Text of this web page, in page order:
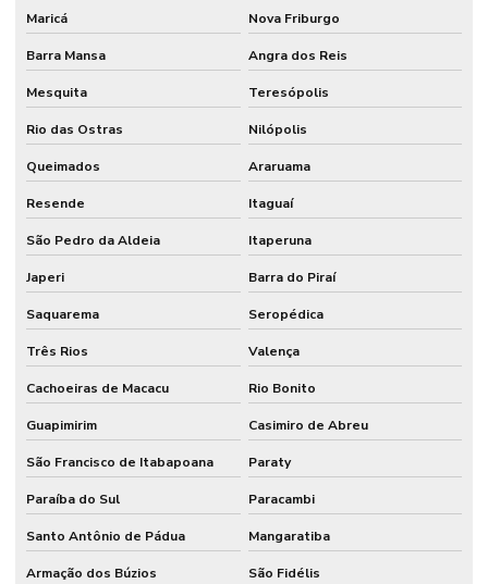
Maricá Nova Friburgo
Barra Mansa Angra dos Reis
Mesquita Teresópolis
Rio das Ostras Nilópolis
Queimados Araruama
Resende Itaguaí
São Pedro da Aldeia Itaperuna
Japeri Barra do Piraí
Saquarema Seropédica
Três Rios Valença
Cachoeiras de Macacu Rio Bonito
Guapimirim Casimiro de Abreu
São Francisco de Itabapoana Paraty
Paraíba do Sul Paracambi
Santo Antônio de Pádua Mangaratiba
Armação dos Búzios São Fidélis